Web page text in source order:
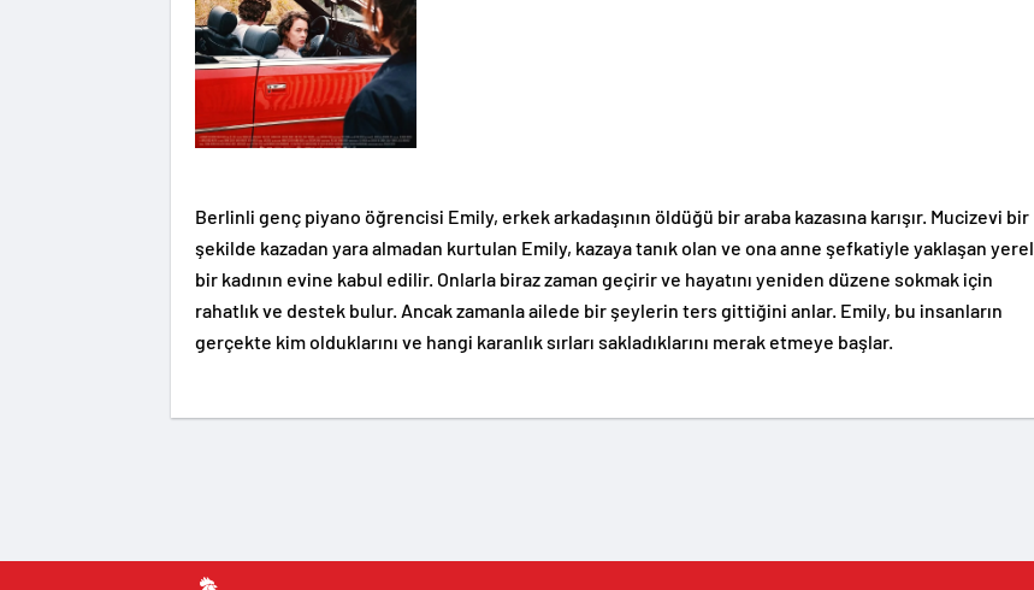
Berlinli genç piyano öğrencisi Emily, erkek arkadaşının öldüğü bir araba kazasına karışır. Mucizevi bir
şekilde kazadan yara almadan kurtulan Emily, kazaya tanık olan ve ona anne şefkatiyle yaklaşan yerel
bir kadının evine kabul edilir. Onlarla biraz zaman geçirir ve hayatını yeniden düzene sokmak için
rahatlık ve destek bulur. Ancak zamanla ailede bir şeylerin ters gittiğini anlar. Emily, bu insanların
gerçekte kim olduklarını ve hangi karanlık sırları sakladıklarını merak etmeye başlar.